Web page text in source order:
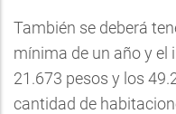
También se deberá
mínima de un año y el
21.673 pesos y los
cantidad de